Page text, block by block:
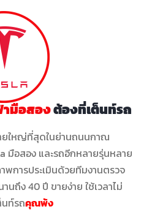
ามือสองต้องที่เต็นท์รถ
ใหญ่ที่สุดในย่านถนนกาณ
มือสอง และรถอีกหลายรุ่นหลาย
การประเมินด้วยทีมงานตรวจ
ถึง 40 ปี ขายง่าย ใช้เวลาไม่
นท์รถคุณพ้ง